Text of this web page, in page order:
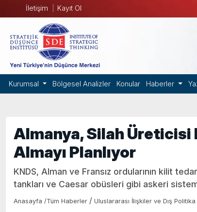
İletişim Kayıt Ol
Kurumsal Bölgesel Analizler Konular Haberler
Almanya, Silah Üreticisi
Almayı Planlıyor
KNDS, Alman ve Fransız ordularının kilit
tankları ve Caesar obüsleri gibi askeri
Anasayfa /Tüm Haberler / Uluslararası İlişkiler ve Dış Politika